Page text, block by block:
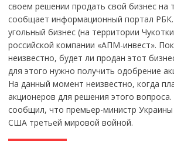
своем решении продать свой бизнес на
сообщает информационный портал
угольный бизнес (на территории
российской компании «АПМ-инвест».
неизвестно, будет ли продан этот
для этого нужно получить одобрение
На данный момент неизвестно, когда
акционеров для решения этого
сообщил, что премьер-министр
США третьей мировой войной.